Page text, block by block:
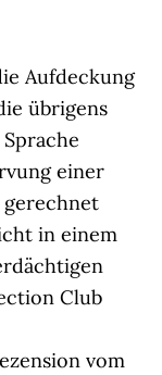
Aufdeckung
übrigens
einer
in einem
Club
vom